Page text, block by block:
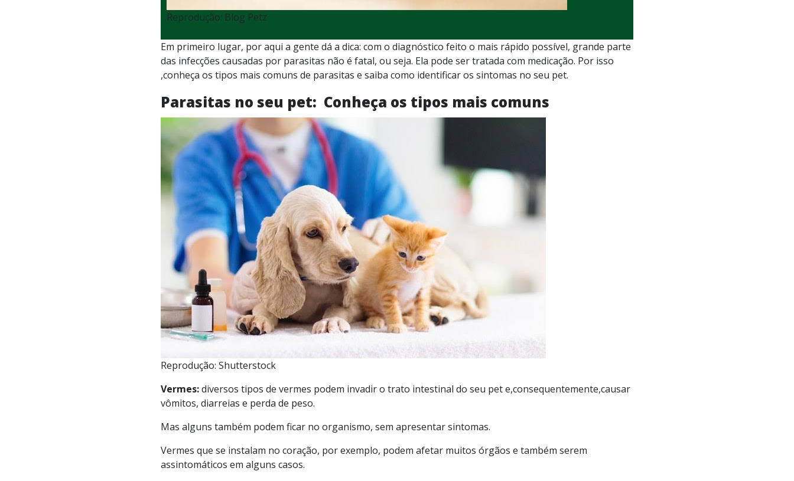
Reprodução: Blog Petz
Em primeiro lugar, por aqui a gente dá a dica: com o diagnóstico feito o mais rápido possível, grande parte
das infecções causadas por parasitas não é fatal, ou seja. Ela pode ser tratada com medicação. Por isso
,conheça os tipos mais comuns de parasitas e saiba como identificar os sintomas no seu pet.
Parasitas no seu pet: Conheça os tipos mais comuns
Reprodução: Shutterstock
Vermes:diversos tipos de vermes podem invadir o trato intestinal do seu pet e,consequentemente,causar
vômitos, diarreias e perda de peso.
Mas alguns também podem ficar no organismo, sem apresentar sintomas.
Vermes que se instalam no coração, por exemplo, podem afetar muitos órgãos e também serem
assintomáticos em alguns casos.